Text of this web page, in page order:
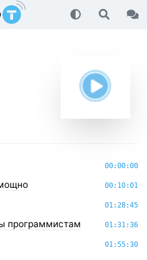
Подкаст
00:00:00
00:10:01
01:28:45
01:31:36
программистам
01:55:30